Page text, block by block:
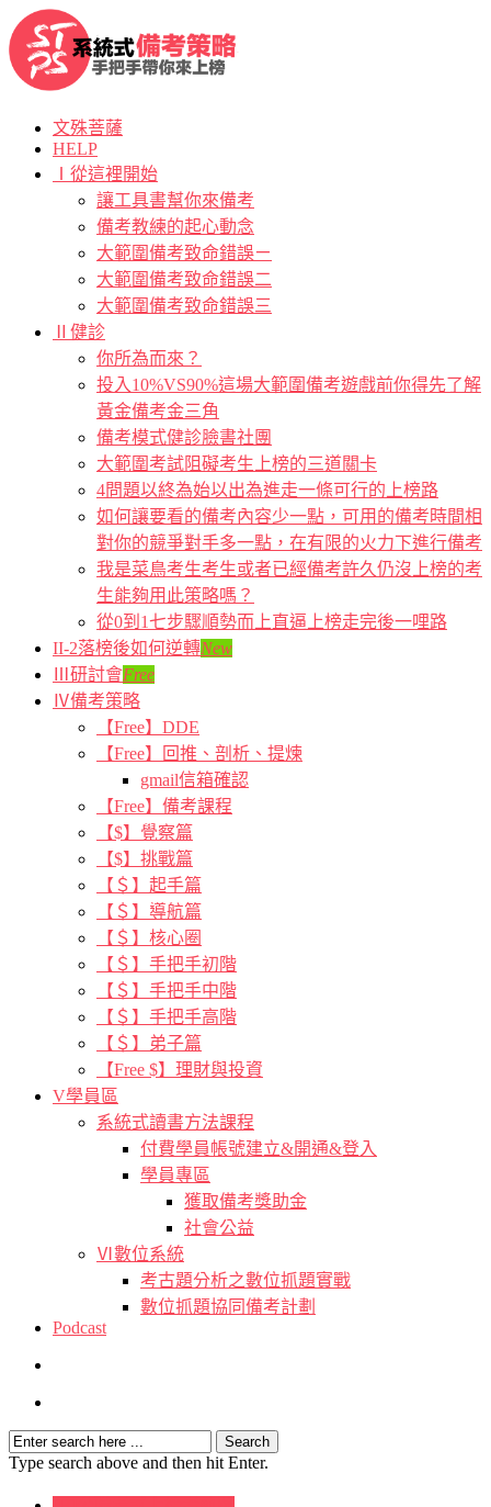
文殊菩薩
HELP
Ⅰ從這裡開始
讓工具書幫你來備考
備考教練的起心動念
大範圍備考致命錯誤ㄧ
大範圍備考致命錯誤二
大範圍備考致命錯誤三
Ⅱ健診
你所為而來？
投入10%VS90%這場大範圍備考遊戲前你得先了解
黃金備考金三角
備考模式健診臉書社團
大範圍考試阻礙考生上榜的三道關卡
4問題以終為始以出為進走一條可行的上榜路
如何讓要看的備考內容少一點，可用的備考時間相
對你的競爭對手多一點，在有限的火力下進行備考
我是菜鳥考生考生或者已經備考許久仍沒上榜的考
生能夠用此策略嗎？
從0到1七步驟順勢而上直逼上榜走完後一哩路
II-2落榜後如何逆轉New
Ⅲ研討會Free
Ⅳ備考策略
【Free】DDE
【Free】回推、剖析、提煉
gmail信箱確認
【Free】備考課程
【$】覺察篇
【$】挑戰篇
【＄】起手篇
【＄】導航篇
【＄】核心圈
【＄】手把手初階
【＄】手把手中階
【＄】手把手高階
【＄】弟子篇
【Free $】理財與投資
V學員區
系統式讀書方法課程
付費學員帳號建立&開通&登入
學員專區
獲取備考獎助金
社會公益
Ⅵ數位系統
考古題分析之數位抓題實戰
數位抓題協同備考計劃
Podcast
Type search above and then hit Enter.